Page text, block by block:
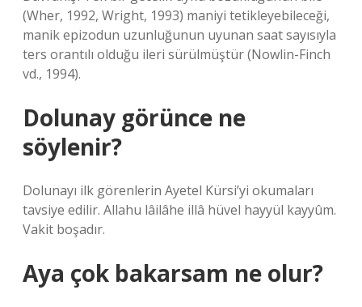
(Wher, 1992, Wright, 1993) maniyi tetikleyebileceği,
manik epizodun uzunluğunun uyunan saat sayısıyla
ters orantılı olduğu ileri sürülmüştür (Nowlin-Finch
vd., 1994).
Dolunay görünce ne
söylenir?
Dolunayı ilk görenlerin Ayetel Kürsi’yi okumaları
tavsiye edilir. Allahu lâilâhe illâ hüvel hayyül kayyûm.
Vakit boşadır.
Aya çok bakarsam ne olur?